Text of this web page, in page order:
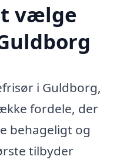
vælge
i Guldborg,
fordele, der
behageligt og
tilbyder